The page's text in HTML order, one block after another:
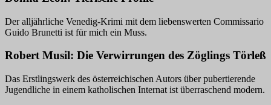
Der alljährliche Venedig-Krimi mit dem liebenswerten Commissario
Guido Brunetti ist für mich ein Muss.
Robert Musil: Die Verwirrungen des Zöglings Törleß
Das Erstlingswerk des österreichischen Autors über pubertierende
Jugendliche in einem katholischen Internat ist überraschend modern.